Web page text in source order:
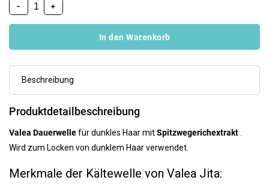
+
−
In den Warenkorb
Beschreibung
Produktdetailbeschreibung
Valea Dauerwellefür dunkles Haar mitSpitzwegerichextrakt
Wird zum Locken von dunklem Haar verwendet.
Merkmale der Kältewelle von Valea Jita: